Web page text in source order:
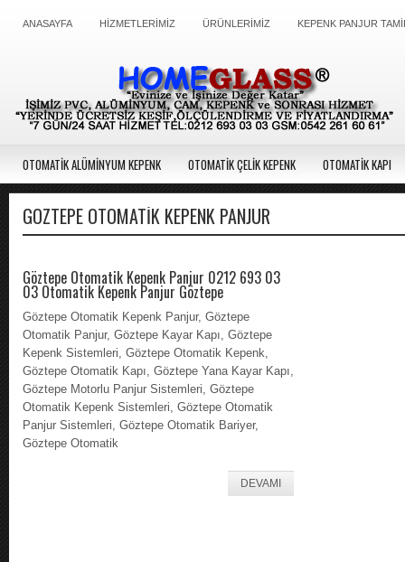
ANASAYFA HİZMETLERİMİZ ÜRÜNLERİMİZ KEPENK PANJUR
OTOMATİK ALÜMİNYUM KEPENK OTOMATİK ÇELİK KEPENK OTOMATİK KAPI
GÖZTEPE OTOMATIK KEPENK PANJUR
Göztepe Otomatik Kepenk Panjur 0212 693 03
03 Otomatik Kepenk Panjur Göztepe
Göztepe Otomatik Kepenk Panjur, Göztepe
Otomatik Panjur, Göztepe Kayar Kapı, Göztepe
Kepenk Sistemleri, Göztepe Otomatik Kepenk,
Göztepe Otomatik Kapı, Göztepe Yana Kayar Kapı,
Göztepe Motorlu Panjur Sistemleri, Göztepe
Otomatik Kepenk Sistemleri, Göztepe Otomatik
Panjur Sistemleri, Göztepe Otomatik Bariyer,
Göztepe Otomatik
DEVAMI